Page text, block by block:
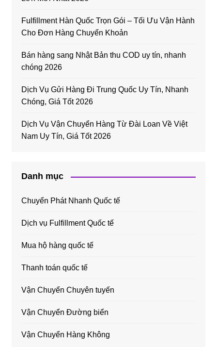
Fulfillment Hàn Quốc Trọn Gói – Tối Ưu Vận Hành
Cho Đơn Hàng Chuyển Khoản
Bán hàng sang Nhật Bản thu COD uy tín, nhanh
chóng 2026
Dịch Vụ Gửi Hàng Đi Trung Quốc Uy Tín, Nhanh
Chóng, Giá Tốt 2026
Dịch Vụ Vận Chuyển Hàng Từ Đài Loan Về Việt
Nam Uy Tín, Giá Tốt 2026
Danh mục
Chuyển Phát Nhanh Quốc tế
Dịch vụ Fulfillment Quốc tế
Mua hộ hàng quốc tế
Thanh toán quốc tế
Vận Chuyển Chuyên tuyến
Vận Chuyển Đường biển
Vận Chuyển Hàng Không